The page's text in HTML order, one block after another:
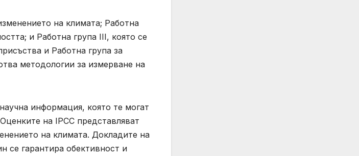
на климата; Работна
и Работна група III, която се
и Работна група за
методологии за измерване на
информация, която те могат
на IPCC представляват
на климата. Докладите на
се гарантира обективност и